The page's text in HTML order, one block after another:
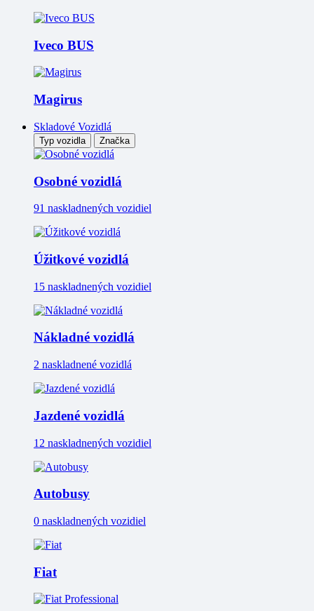
Iveco BUS
Magirus
Skladové Vozidlá
Typ vozidla Značka
Osobné vozidlá
91 naskladnených vozidiel
Úžitkové vozidlá
15 naskladnených vozidiel
Nákladné vozidlá
2 naskladnené vozidlá
Jazdené vozidlá
12 naskladnených vozidiel
Autobusy
0 naskladnených vozidiel
Fiat